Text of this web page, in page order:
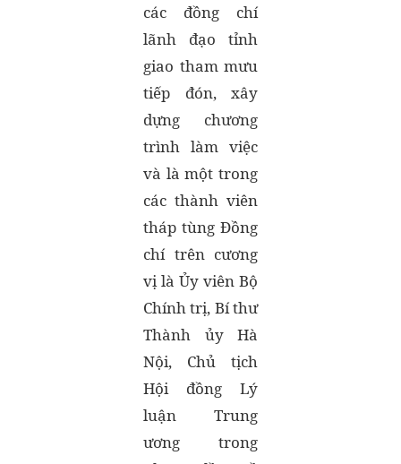
các đồng chí
lãnh đạo tỉnh
giao tham mưu
tiếp đón, xây
dựng chương
trình làm việc
và là một trong
các thành viên
tháp tùng Đồng
chí trên cương
vị là Ủy viên Bộ
Chính trị, Bí thư
Thành ủy Hà
Nội, Chủ tịch
Hội đồng Lý
luận Trung
ương trong